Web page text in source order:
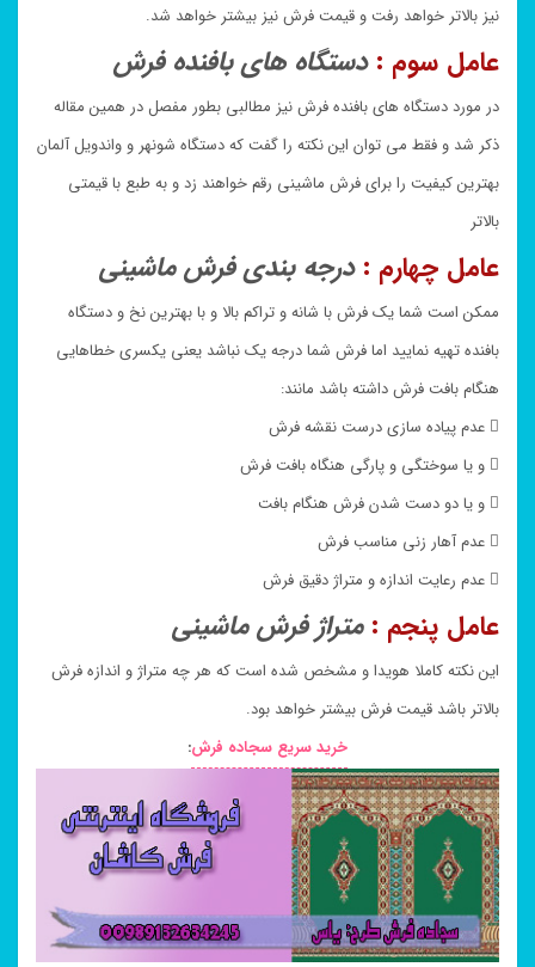
نیز بالاتر خواهد رفت و قیمت فرش نیز بیشتر خواهد شد.
عامل سوم : دستگاه های بافنده فرش
در مورد دستگاه های بافنده فرش نیز مطالبی بطور مفصل در همین مقاله
ذکر شد و فقط می توان این نکته را گفت که دستگاه شونهر و واندویل آلمان
بهترین کیفیت را برای فرش ماشینی رقم خواهند زد و به طبع با قیمتی
بالاتر
عامل چهارم : درجه بندی فرش ماشینی
ممکن است شما یک فرش با شانه و تراکم بالا و با بهترین نخ و دستگاه
بافنده تهیه نمایید اما فرش شما درجه یک نباشد یعنی یکسری خطاهایی
هنگام بافت فرش داشته باشد مانند:
 عدم پیاده سازی درست نقشه فرش
 و یا سوختگی و پارگی هنگاه بافت فرش
 و یا دو دست شدن فرش هنگام بافت
 عدم آهار زنی مناسب فرش
 عدم رعایت اندازه و متراژ دقیق فرش
عامل پنجم : متراژ فرش ماشینی
این نکته کاملا هویدا و مشخص شده است که هر چه متراژ و اندازه فرش
بالاتر باشد قیمت فرش بیشتر خواهد بود.
خرید سریع سجاده فرش: